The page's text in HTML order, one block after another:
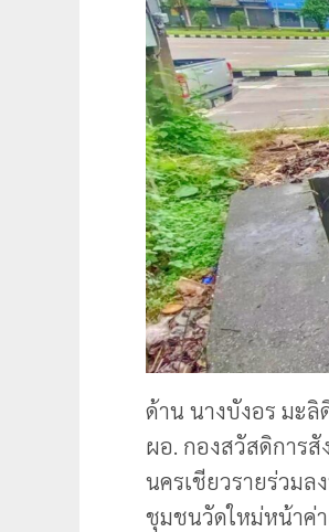
ด้าน นางบังอร มะ
ผอ. กองสวัสดิการ
นครเชียวรายร่วม
ชุมชนวัดใหม่หน้าค่